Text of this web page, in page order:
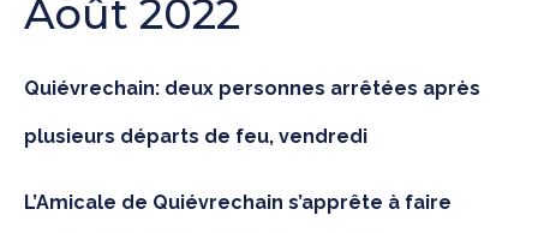
Août 2022
Quiévrechain: deux personnes arrêtées après
plusieurs départs de feu, vendredi
L’Amicale de Quiévrechain s’apprête à faire